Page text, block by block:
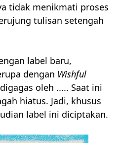
tidak menikmati proses
tulisan setengah
label baru,
dengan Wishful
oleh ..... Saat ini
hiatus. Jadi, khusus
label ini diciptakan.